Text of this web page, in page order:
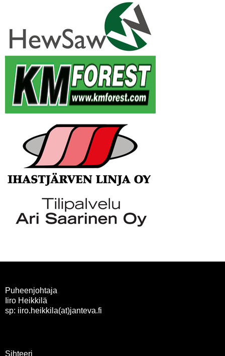
Puheenjohtaja
Iiro Heikkilä
sp: iiro.heikkila(at)janteva.fi
Sihteeri